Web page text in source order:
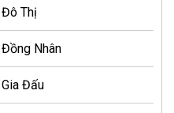
Đô Thị
Đồng Nhân
Gia Đấu